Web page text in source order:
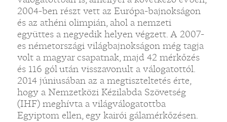
2004-ben részt vett az Európa-bajnokságon
és az athéni olimpián, ahol a nemzeti
együttes a negyedik helyen végzett. A 2007-
es németországi világbajnokságon még tagja
volt a magyar csapatnak, majd 42 mérkőzés
és 116 gól után visszavonult a válogatottól.
2014 júniusában az a megtiszteltetés érte,
hogy a Nemzetközi Kézilabda Szövetség
(IHF) meghívta a világválogatottba
Egyiptom ellen, egy kairói gálamérkőzésen.